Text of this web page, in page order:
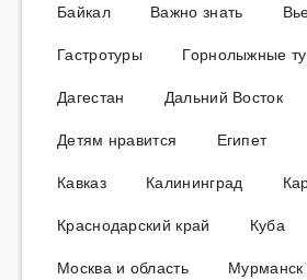
Байкал
Важно знать
Гастротуры
Горнолыжные
Дагестан
Дальний Восток
Детям нравится
Египет
Кавказ
Калининград
Краснодарский край
Куба
Москва и область
Мурманск